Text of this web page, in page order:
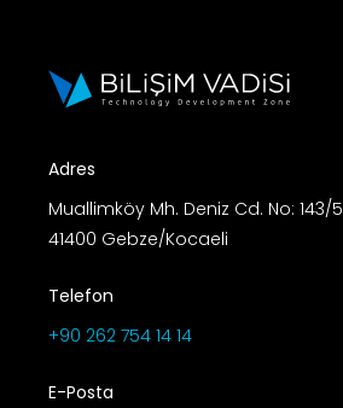
Adres
Muallimköy Mh. Deniz Cd. No: 143/5
41400 Gebze/Kocaeli
Telefon
+90 262 754 14 14
E-Posta